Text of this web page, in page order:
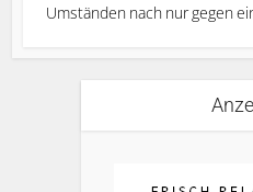
Umständen nach nur gegen